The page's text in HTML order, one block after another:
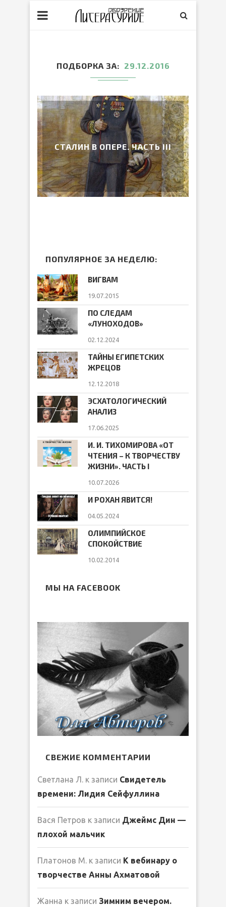
ПОДБОРКА ЗА 29.12.2016
СТАЛИН В ОПЕРЕ. ЧАСТЬ III
ПОПУЛЯРНОЕ ЗА НЕДЕЛЮ:
ВИГВАМ
19.07.2015
ПО СЛЕДАМ
«ЛУНОХОДОВ»
02.12.2024
ТАЙНЫ ЕГИПЕТСКИХ
ЖРЕЦОВ
12.12.2018
ЭСХАТОЛОГИЧЕСКИЙ
АНАЛИЗ
17.06.2025
И. И. ТИХОМИРОВА «ОТ
ЧТЕНИЯ – К ТВОРЧЕСТВУ
ЖИЗНИ». ЧАСТЬ I
10.07.2026
И РОХАН ЯВИТСЯ!
04.05.2024
ОЛИМПИЙСКОЕ
СПОКОЙСТВИЕ
10.02.2014
МЫ НА FACEBOOK
СВЕЖИЕ КОММЕНТАРИИ
Светлана Л. к записи Свидетель
времени: Лидия Сейфуллина
Вася Петров к записи Джеймс Дин —
плохой мальчик
Платонов М. к записи К вебинару о
творчестве Анны Ахматовой
Жанна к записи Зимним вечером.